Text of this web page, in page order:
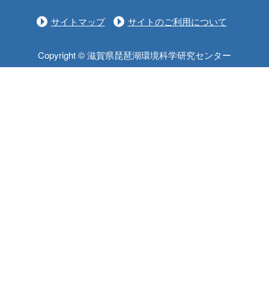
サイトマップ サイトのご利用について
Copyright © 滋賀県琵琶湖環境科学研究センター